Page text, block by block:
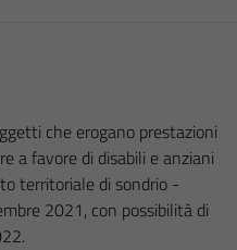
che erogano prestazioni
a favore di disabili e anziani
territoriale di sondrio -
2021, con possibilità di